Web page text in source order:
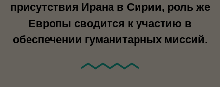
присутствия Ирана в Сирии, роль же
Европы сводится к участию в
обеспечении гуманитарных миссий.